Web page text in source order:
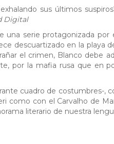
sus últimos
Digital
serie protagonizada por
descuartizado en la playa
el crimen, Blanco debe
por la mafia rusa que en
cuadro de costumbres-,
como con el Carvalho de
literario de nuestra